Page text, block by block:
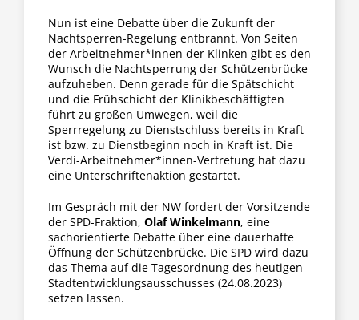
Nun ist eine Debatte über die Zukunft der
Nachtsperren-Regelung entbrannt. Von Seiten
der Arbeitnehmer*innen der Klinken gibt es den
Wunsch die Nachtsperrung der Schützenbrücke
aufzuheben. Denn gerade für die Spätschicht
und die Frühschicht der Klinikbeschäftigten
führt zu großen Umwegen, weil die
Sperrregelung zu Dienstschluss bereits in Kraft
ist bzw. zu Dienstbeginn noch in Kraft ist. Die
Verdi-Arbeitnehmer*innen-Vertretung hat dazu
eine Unterschriftenaktion gestartet.
Im Gespräch mit der NW fordert der Vorsitzende
der SPD-Fraktion, Olaf Winkelmann, eine
sachorientierte Debatte über eine dauerhafte
Öffnung der Schützenbrücke. Die SPD wird dazu
das Thema auf die Tagesordnung des heutigen
Stadtentwicklungsausschusses (24.08.2023)
setzen lassen.